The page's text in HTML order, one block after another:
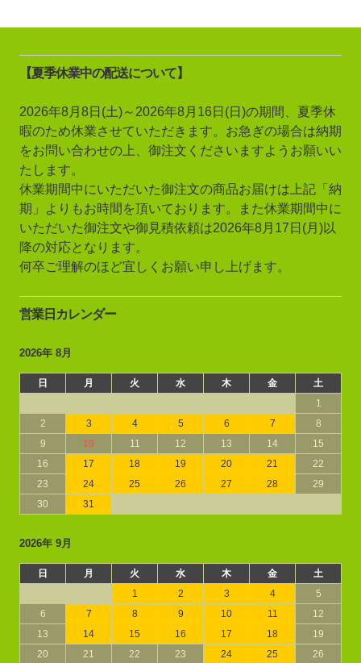
【夏季休業中の配送について】
2026年8月8日(土)～2026年8月16日(日)の期間、夏季休
暇のため休業させていただきます。お急ぎの場合は納期
をお問い合わせの上、御注文くださいますようお願いい
たします。
休業期間中にいただいた御注文の商品お届けは上記「納
期」よりもお時間を頂いております。また休業期間中に
いただいた御注文や御見積依頼は2026年8月17日(月)以
降の対応となります。
何卒ご理解のほど宜しくお願い申し上げます。
営業日カレンダー
2026年 8月
日 月 火 水 木 金
土
1
2
3 4 5 6 7
8
9
10 11 12 13 14
15
16
17 18 19 20 21
22
23
24 25 26 27 28
29
30
31
2026年 9月
日 月 火 水 木 金
土
1
2 3 4
5
6
7 8 9 10 11
12
13
14 15 16 17 18
19
20
21 22 23 24 25 26